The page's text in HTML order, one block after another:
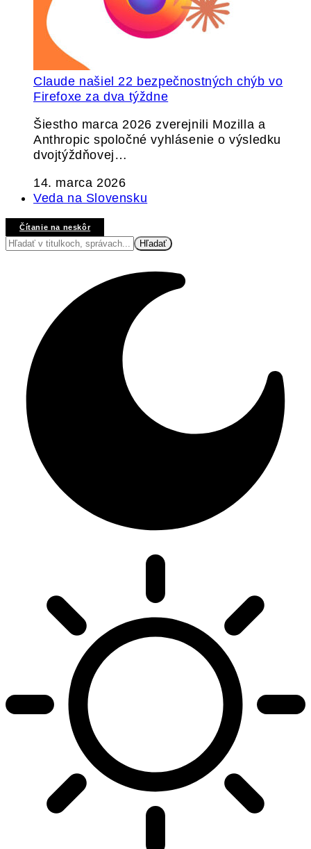
Claude našiel 22 bezpečnostných chýb vo
Firefoxe za dva týždne
Šiestho marca 2026 zverejnili Mozilla a
Anthropic spoločné vyhlásenie o výsledku
dvojtýždňovej…
14. marca 2026
Veda na Slovensku
Čítanie na neskôr